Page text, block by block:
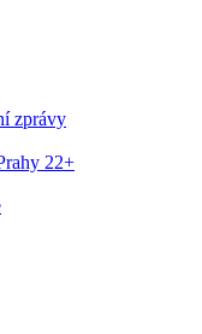
zprávy
22+